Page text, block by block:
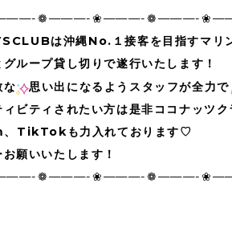
❁———-❀———-❁———-
は沖縄No.１接客を目指すマリ
ループ貸し切りで遂行いたします！
な
思い出になるようスタッフが全力で
ビティされたい方は是非ココナッツク
TikTokも力入れております♡
願いいたします！
❁———-❀———-❁———-